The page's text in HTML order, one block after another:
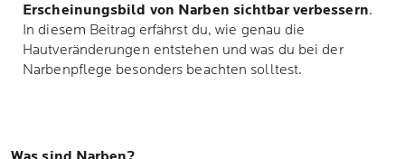
Erscheinungsbild von Narben sichtbar verbessern.
In diesem Beitrag erfährst du, wie genau die
Hautveränderungen entstehen und was du bei der
Narbenpflege besonders beachten solltest.